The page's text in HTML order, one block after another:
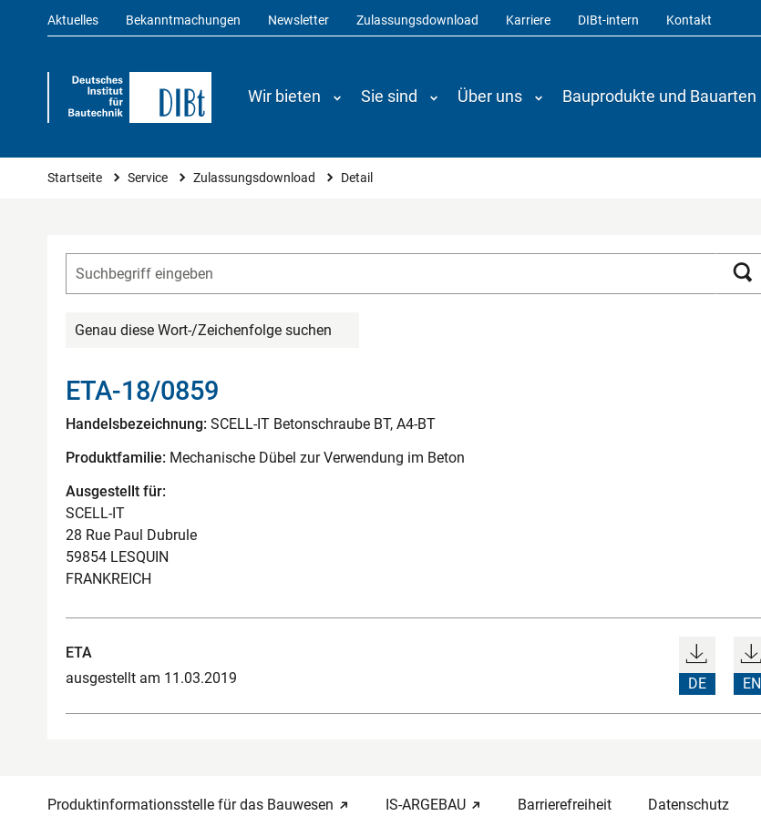
Aktuelles Bekanntmachungen Newsletter Zulassungsdownload Karriere DIBt-intern Kontakt
Wir bieten Sie sind Über uns Bauprodukte und Bauarten
Sie sind hier
Startseite Service Zulassungsdownload Detail
Genau diese Wort-/Zeichenfolge suchen
ETA-18/0859
Handelsbezeichnung: SCELL-IT Betonschraube BT, A4-BT
Produktfamilie: Mechanische Dübel zur Verwendung im Beton
Ausgestellt für:
SCELL-IT
28 Rue Paul Dubrule
59854 LESQUIN
FRANKREICH
ETA
ausgestellt am 11.03.2019
DE EN
Produktinformationsstelle für das Bauwesen IS-ARGEBAU Barrierefreiheit Datenschutz